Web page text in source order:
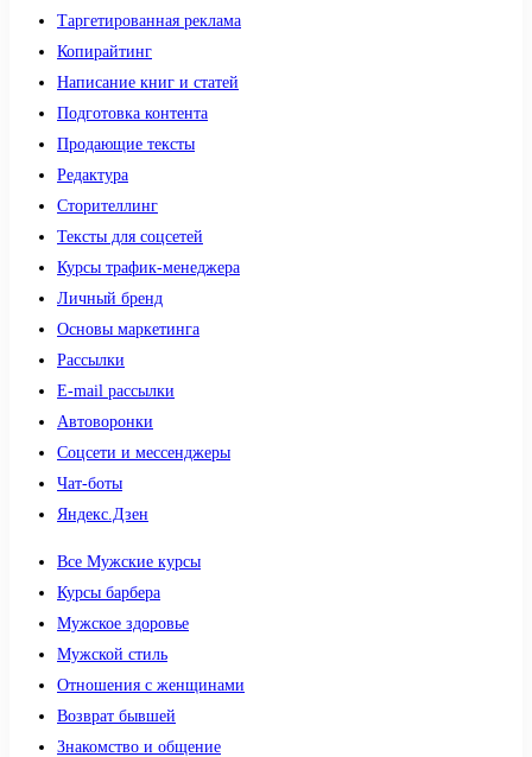
Таргетированная реклама
Копирайтинг
Написание книг и статей
Подготовка контента
Продающие тексты
Редактура
Сторителлинг
Тексты для соцсетей
Курсы трафик-менеджера
Личный бренд
Основы маркетинга
Рассылки
E-mail рассылки
Автоворонки
Соцсети и мессенджеры
Чат-боты
Яндекс.Дзен
Все Мужские курсы
Курсы барбера
Мужское здоровье
Мужской стиль
Отношения с женщинами
Возврат бывшей
Знакомство и общение